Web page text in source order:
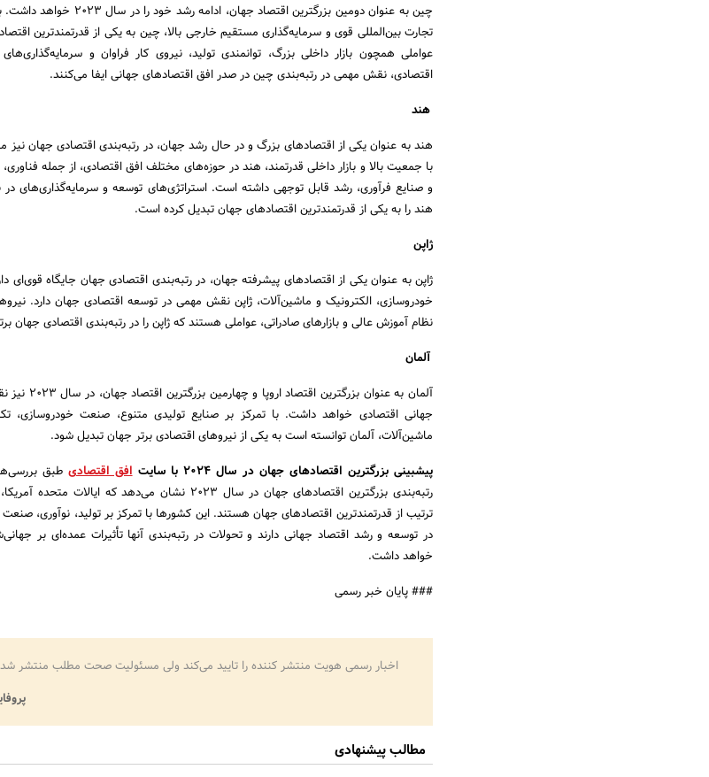
چین به عنوان دومین بزرگترین اقتصاد
تجارت بین‌المللی قوی و سرمایه‌گذاری مستقیم خارجی بالا، چین به یکی از قدرتمندترین
عواملی همچون بازار داخلی بزرگ، توانمندی تولید، نیروی کار فراوان و
اقتصادی، نقش مهمی در رتبه‌بندی چین در صدر افق اقتصادهای جهانی ایفا می‌کنند.
هند
هند به عنوان یکی از اقتصادهای بزرگ و در حال رشد جهان، در رتبه‌بندی اقتصادی جهان نیز
با جمعیت بالا و بازار داخلی قدرتمند، هند در حوزه‌های مختلف افق اقتصادی، از جمله
و صنایع فرآوری، رشد قابل توجهی داشته است. استراتژی‌های توسعه و سرمایه‌گذاری‌های
هند را به یکی از قدرتمندترین اقتصادهای جهان تبدیل کرده است.
ژاپن
ژاپن به عنوان یکی از اقتصادهای پیشرفته جهان، در رتبه‌بندی اقتصادی جهان جایگاه قوی‌ای
خودروسازی، الکترونیک و ماشین‌آلات، ژاپن نقش مهمی در توسعه اقتصادی جهان دارد.
نظام آموزش عالی و بازارهای صادراتی، عواملی هستند که ژاپن را در رتبه‌بندی اقتصادی جهان
آلمان
آلمان به عنوان
جهانی اقتصادی خواهد داشت. با تمرکز بر صنایع تولیدی متنوع، صنعت خودروسازی،
ماشین‌آلات، آلمان توانسته است به یکی از نیروهای اقتصادی برتر جهان تبدیل شود.
پیشبینی بزرگترین اقتصادهای جهان در سال 2024 با سایت
افق اقتصادی طبق
رتبه‌بندی بزرگترین اقتصادهای جهان در سال 2023 نشان می‌دهد که
ترتیب از قدرتمندترین اقتصادهای جهان هستند. این کشورها با تمرکز بر تولید، نوآوری،
در توسعه و رشد اقتصاد جهانی دارند و تحولات در رتبه‌بندی آنها تأثیرات عمده‌ای بر
خواهد داشت.
### پایان خبر رسمی
اخبار رسمی هویت منتشر کننده را تایید می‌کند ولی مسئولیت صحت مطلب منتشر
مطالب پیشنهادی